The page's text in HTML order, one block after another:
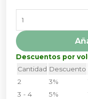
PERLAS
TONGIL
cantidad
Descuentos por
Cantidad Descuento
2
3%
3 - 4
5%